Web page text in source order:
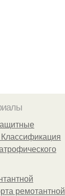
Классификация
ремотантной